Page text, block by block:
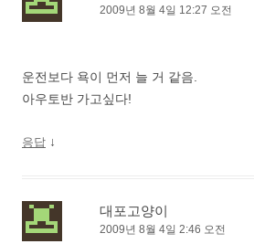
2009년 8월 4일 12:27 오전
운전보다 욕이 먼저 늘 거 같음.
아우토반 가고싶다!
응답 ↓
대포고양이
2009년 8월 4일 2:46 오전